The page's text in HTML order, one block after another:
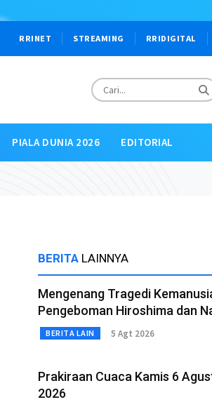
RRINET STREAMING RRIDIGITAL
PIALA DUNIA 2026 EDITORIAL
BERITA LAINNYA
Mengenang Tragedi
Pengeboman Hiroshima dan
BERITA LAIN 5 Agt 2026
Prakiraan Cuaca Kamis 6
2026